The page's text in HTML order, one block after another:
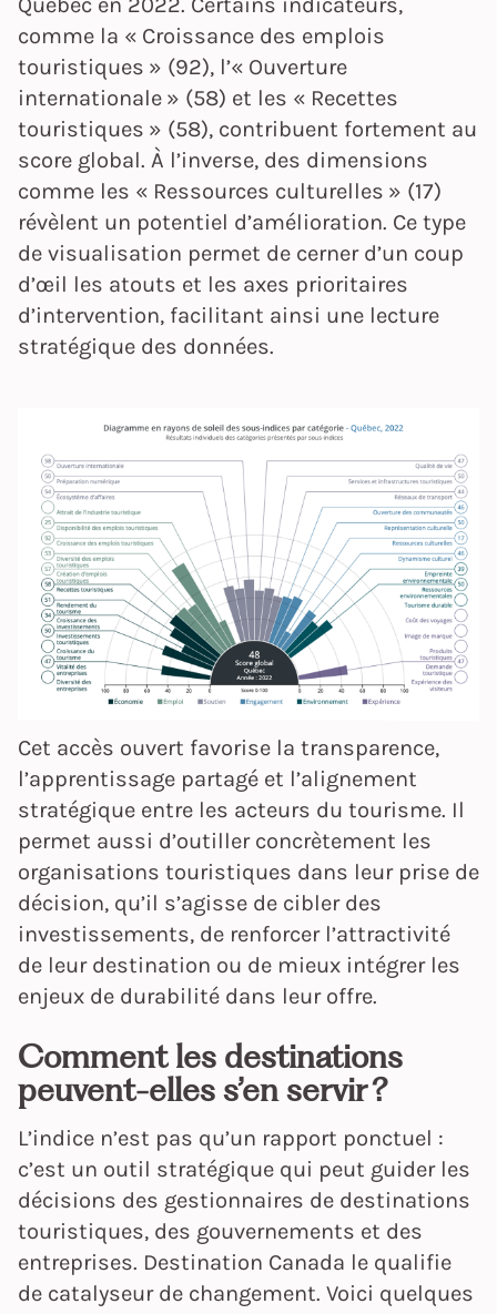
comme la « Croissance des emplois
touristiques » (92), l’« Ouverture
internationale » (58) et les « Recettes
touristiques » (58), contribuent fortement au
score global. À l’inverse, des dimensions
comme les « Ressources culturelles » (17)
révèlent un potentiel d’amélioration. Ce type
de visualisation permet de cerner d’un coup
d’œil les atouts et les axes prioritaires
d’intervention, facilitant ainsi une lecture
stratégique des données.
Cet accès ouvert favorise la transparence,
l’apprentissage partagé et l’alignement
stratégique entre les acteurs du tourisme. Il
permet aussi d’outiller concrètement les
organisations touristiques dans leur prise de
décision, qu’il s’agisse de cibler des
investissements, de renforcer l’attractivité
de leur destination ou de mieux intégrer les
enjeux de durabilité dans leur offre.
Comment les destinations
peuvent-elles s’en servir ?
L’indice n’est pas qu’un rapport ponctuel :
c’est un outil stratégique qui peut guider les
décisions des gestionnaires de destinations
touristiques, des gouvernements et des
entreprises. Destination Canada le qualifie
de catalyseur de changement. Voici quelques